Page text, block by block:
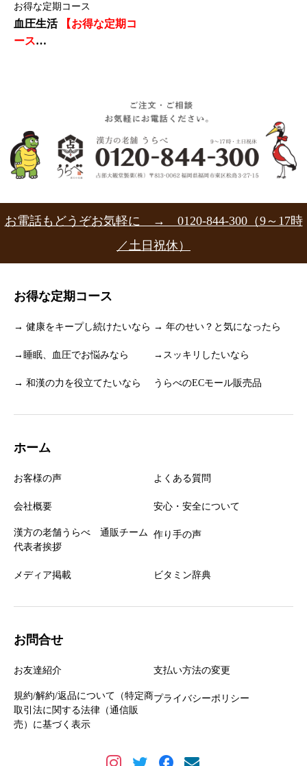
お得な定期コース
血圧生活
【お得な定期コ
ース
お電話もどうぞお気軽に → 0120-844-300（9～17時
／土日祝休）
お得な定期コース
→ 健康をキープし続けたいなら → 年のせい？と気になったら
→睡眠、血圧でお悩みなら →スッキリしたいなら
→ 和漢の力を役立てたいなら うらべのECモール販売品
ホーム
お客様の声 よくある質問
会社概要 安心・安全について
漢方の老舗うらべ 通販チーム
代表者挨拶
作り手の声
メディア掲載 ビタミン辞典
お問合せ
お友達紹介 支払い方法の変更
規約/解約/返品について（特定商
取引法に関する法律（通信販
売）に基づく表示
プライバシーポリシー